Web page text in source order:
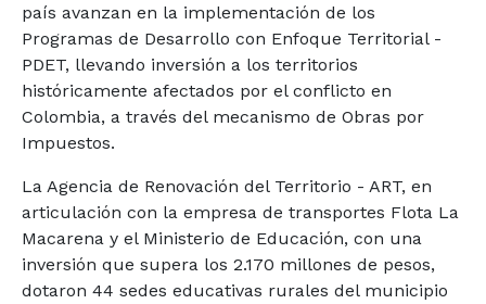
país avanzan en la implementación de los
Programas de Desarrollo con Enfoque Territorial -
PDET, llevando inversión a los territorios
históricamente afectados por el conflicto en
Colombia, a través del mecanismo de Obras por
Impuestos.
La Agencia de Renovación del Territorio - ART, en
articulación con la empresa de transportes Flota La
Macarena y el Ministerio de Educación, con una
inversión que supera los 2.170 millones de pesos,
dotaron 44 sedes educativas rurales del municipio